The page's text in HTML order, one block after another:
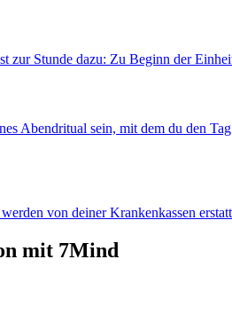
zur Stunde dazu: Zu Beginn der
Abendritual sein, mit dem du den
von deiner Krankenkassen
mit 7Mind